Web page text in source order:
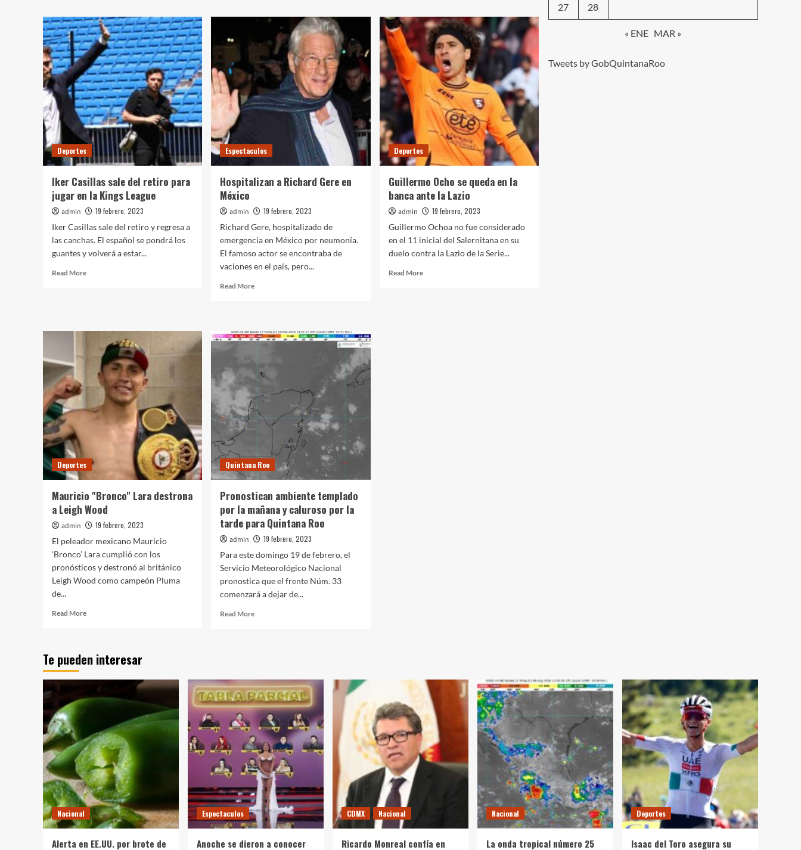
tras
ser
atacado
por
un
tiburón
en
Francia
Mexicanos
kilos
de
al
año
Neymar
sale
lesionado
ante
el
Lille
Deportes
Iker Casillas sale del retiro para
jugar en la Kings League
admin
19 febrero, 2023
Iker Casillas sale del retiro y regresa a
las canchas. El español se pondrá los
guantes y volverá a estar...
Read MoreRead
retiro
jugar
Kings
League
Espectaculos
Hospitalizan a Richard Gere en
México
admin
19 febrero, 2023
Richard Gere, hospitalizado de
emergencia en México por neumonía.
El famoso actor se encontraba de
vaciones en el país, pero...
Read MoreRead
a
Richard
en
México
Deportes
Guillermo Ocho se queda en la
banca ante la Lazio
admin
19 febrero, 2023
Guillermo Ochoa no fue considerado
en el 11 inicial del Salernitana en su
duelo contra la Lazio de la Serie...
Read MoreRead
Deportes
Mauricio "Bronco" Lara destrona
a Leigh Wood
admin
19 febrero, 2023
El peleador mexicano Mauricio
‘Bronco’ Lara cumplió con los
pronósticos y destronó al británico
Leigh Wood como campeón Pluma
de...
Read MoreRead
"Bronco"
destrona
Leigh
Quintana Roo
Pronostican ambiente templado
por la mañana y caluroso por la
tarde para Quintana Roo
admin
19 febrero, 2023
Para este domingo 19 de febrero, el
Servicio Meteorológico Nacional
pronostica que el frente Núm. 33
comenzará a dejar de...
Read MoreRead
por
la
mañana
y
caluroso
por
la
tarde
para
Quintana
Roo
27 28
« ENE MAR »
Tweets by GobQuintanaRoo
Te pueden interesar
Nacional
Alerta en EE.UU. por brote de
Espectaculos
Anoche se dieron a conocer
CDMX Nacional
Ricardo Monreal confía en
Nacional
La onda tropical número 25
Deportes
Isaac del Toro asegura su